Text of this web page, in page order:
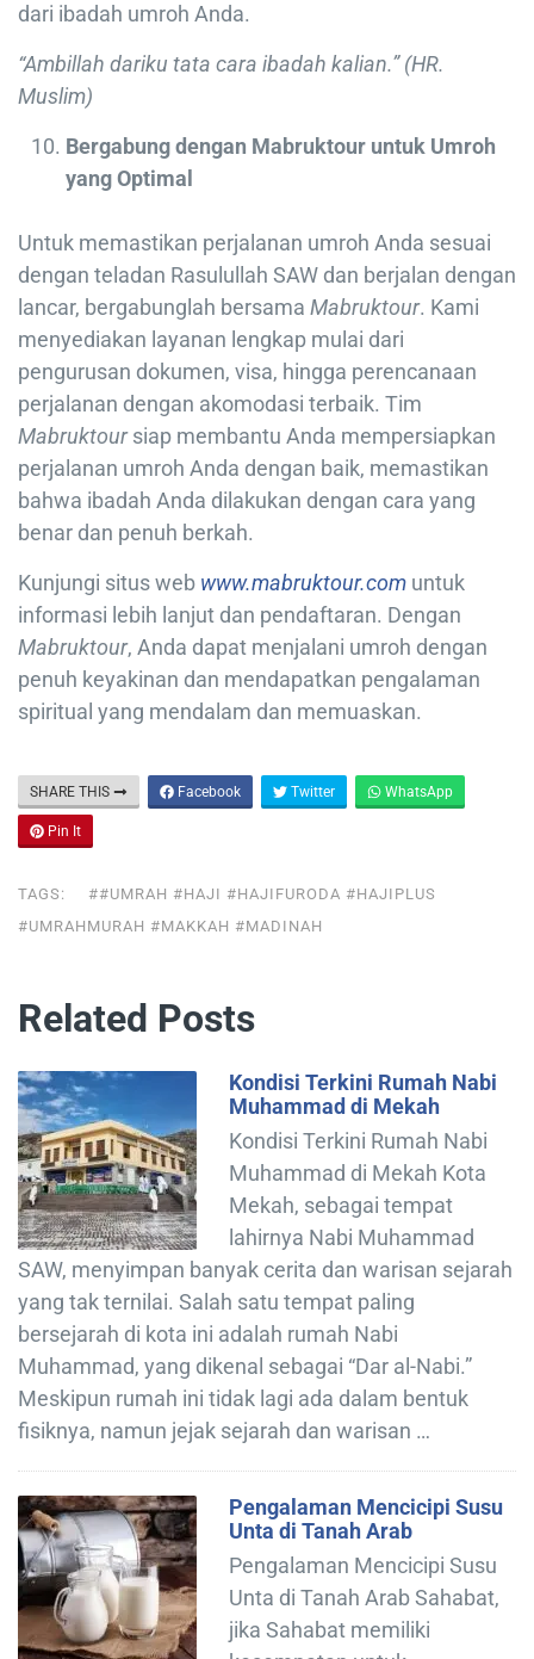
dari ibadah umroh Anda.
“Ambillah dariku tata cara ibadah kalian.” (HR.
Muslim)
Bergabung dengan Mabruktour untuk Umroh
yang Optimal
Untuk memastikan perjalanan umroh Anda sesuai
dengan teladan Rasulullah SAW dan berjalan dengan
lancar, bergabunglah bersama Mabruktour. Kami
menyediakan layanan lengkap mulai dari
pengurusan dokumen, visa, hingga perencanaan
perjalanan dengan akomodasi terbaik. Tim
Mabruktoursiap membantu Anda mempersiapkan
perjalanan umroh Anda dengan baik, memastikan
bahwa ibadah Anda dilakukan dengan cara yang
benar dan penuh berkah.
Kunjungi situs web www.mabruktour.com untuk
informasi lebih lanjut dan pendaftaran. Dengan
Mabruktour, Anda dapat menjalani umroh dengan
penuh keyakinan dan mendapatkan pengalaman
spiritual yang mendalam dan memuaskan.
SHARE THIS Facebook Twitter WhatsApp
Pin It
TAGS:
##UMRAH #HAJI #HAJIFURODA #HAJIPLUS
#UMRAHMURAH #MAKKAH #MADINAH
Related Posts
Kondisi Terkini Rumah Nabi
Muhammad di Mekah
Kondisi Terkini Rumah Nabi
Muhammad di Mekah Kota
Mekah, sebagai tempat
lahirnya Nabi Muhammad
SAW, menyimpan banyak cerita dan warisan sejarah
yang tak ternilai. Salah satu tempat paling
bersejarah di kota ini adalah rumah Nabi
Muhammad, yang dikenal sebagai “Dar al-Nabi.”
Meskipun rumah ini tidak lagi ada dalam bentuk
fisiknya, namun jejak sejarah dan warisan …
Pengalaman Mencicipi Susu
Unta di Tanah Arab
Pengalaman Mencicipi Susu
Unta di Tanah Arab Sahabat,
jika Sahabat memiliki